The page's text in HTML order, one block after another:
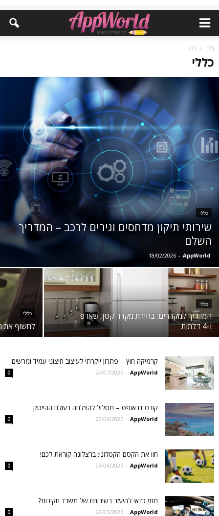
בית כללי
כללי
כללי
שירותי תיקון מדחסים וגירים לרכב – המדריך
השלם
AppWorld
-
18/02/2026
כללי
המדריך למקררים: בחירת מקרר קטן, שארפ
ו-4 דלתות
כללי
לחשוף את
קרמיקה חוץ – פתרון יוקרתי לעיצוב חיצוני עמיד ומרשים
AppWorld
-
24/07/2025
0
קורס דבאופס – מסלול להצלחה בעולם ההייטק
AppWorld
-
20/06/2025
0
חוו את הקסם הקטלוני: ברצלונה קוראת לכם!
AppWorld
-
04/06/2025
0
מתי כדאי להיעזר בשירותיו של משרד חקירות?
AppWorld
-
22/05/2025
0